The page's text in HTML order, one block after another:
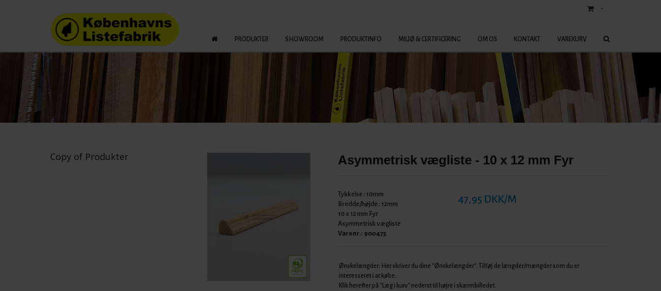
PRODUKTER SHOWROOM PRODUKTINFO MILJØ & CERTIFICERING OM OS KONTAKT VAREKURV
Copy of Produkter Asymmetrisk vægliste - 10 x 12 mm Fyr
Tykkelse : 10mm
Bredde/højde : 12mm
10 x 12 mm Fyr
Asymmetrisk vægliste
Varenr.: 900475
47,95 DKK/M
Ønskelængder: Her skriver du dine "Ønskelængder". Tilføj de længder/mængder som du er
interesseret i at købe.
Klik herefter på "Læg i kurv" nederst til højre i skærmbilledet.